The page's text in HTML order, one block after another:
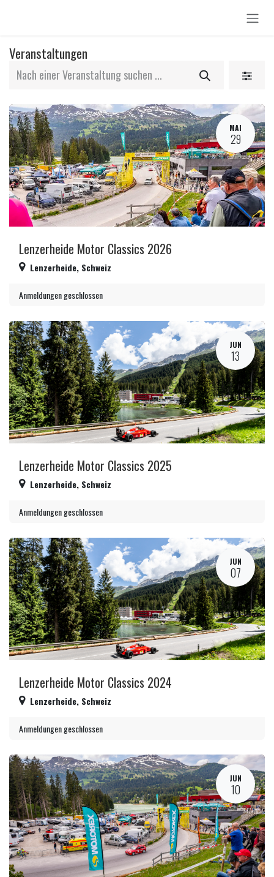
Veranstaltungen
MAI
29
Lenzerheide Motor Classics 2026
Lenzerheide, Schweiz
Anmeldungen geschlossen
JUN
13
Lenzerheide Motor Classics 2025
Lenzerheide, Schweiz
Anmeldungen geschlossen
JUN
07
Lenzerheide Motor Classics 2024
Lenzerheide, Schweiz
Anmeldungen geschlossen
JUN
10